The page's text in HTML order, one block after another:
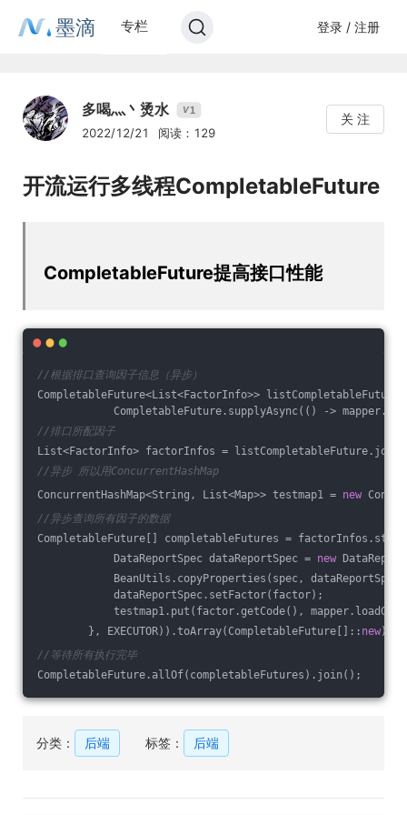
墨滴 专栏 登录 / 注册
多喝灬丶烫水 V1
2022/12/21 阅读：129
关 注
开流运行多线程CompletableFuture
CompletableFuture提高接口性能
//根据排口查询因子信息（异步）
CompletableFuture<List<FactorInfo>> listCompletableFuture
CompletableFuture.supplyAsync(() ->
//排口所配因子
List<FactorInfo> factorInfos =
//异步 所以用ConcurrentHashMap
ConcurrentHashMap<String, List<Map>> testmap1 = new
//异步查询所有因子的数据
CompletableFuture[] completableFutures =
DataReportSpec dataReportSpec = new
BeanUtils.copyProperties(spec,
dataReportSpec.setFactor(factor);
testmap1.put(factor.getCode(),
}, EXECUTOR)).toArray(CompletableFuture[]:: new);
//等待所有执行完毕
CompletableFuture.allOf(completableFutures).join();
分类： 后端 标签： 后端